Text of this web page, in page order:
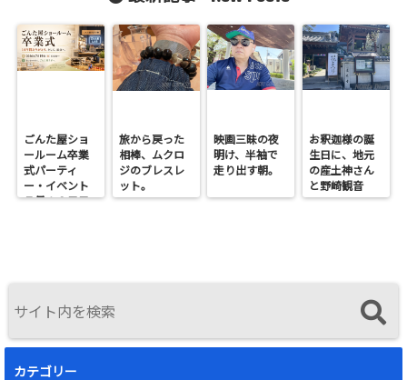
ごんた屋ショ
ールーム卒業
式パーティ
ー・イベント
７月１９日日
旅から戻った
相棒、ムクロ
ジのブレスレ
ット。
映画三昧の夜
明け、半袖で
走り出す朝。
お釈迦様の誕
生日に、地元
の産土神さん
と野崎観音
へ。
カテゴリー